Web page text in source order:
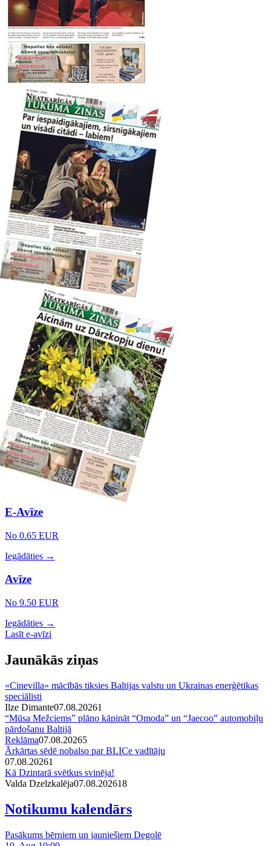
E-Avīze
No 0.65 EUR
Iegādāties →
Avīze
No 9.50 EUR
Iegādāties →
Lasīt e-avīzi
Jaunākās ziņas
«Cinevilla» mācībās tiksies Baltijas valstu un Ukrainas enerģētikas
speciālisti
Ilze Dimante07.08.20261
“Mūsa Mežciems” plāno kāpināt “Omoda” un “Jaecoo” automobiļu
pārdošanu Baltijā
Reklāma07.08.20265
Ārkārtas sēdē nobalso par BLICe vadītāju
07.08.20261
Kā Dzintarā svētkus svinēja!
Valda Dzelzkalēja07.08.202618
Notikumu kalendārs
Pasākums bērniem un jauniešiem Degolē